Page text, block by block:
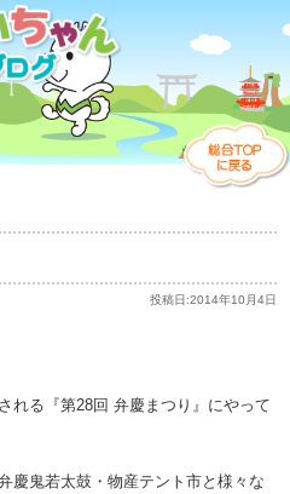
投稿日:2014年10月4日
れる『第28回 弁慶まつり』にやって
慶鬼若太鼓・物産テント市と様々な